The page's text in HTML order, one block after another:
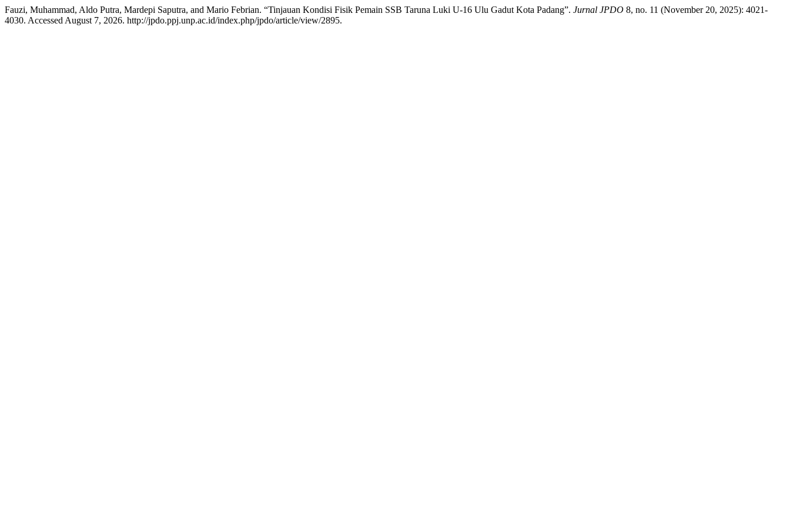
Fauzi, Muhammad, Aldo Putra, Mardepi Saputra, and Mario Febrian. “Tinjauan Kondisi Fisik Pemain SSB Taruna Luki U-16 Ulu Gadut Kota Padang”. Jurnal JPDO 8, no. 11 (November 20, 2025): 4021-
4030. Accessed August 7, 2026. http://jpdo.ppj.unp.ac.id/index.php/jpdo/article/view/2895.